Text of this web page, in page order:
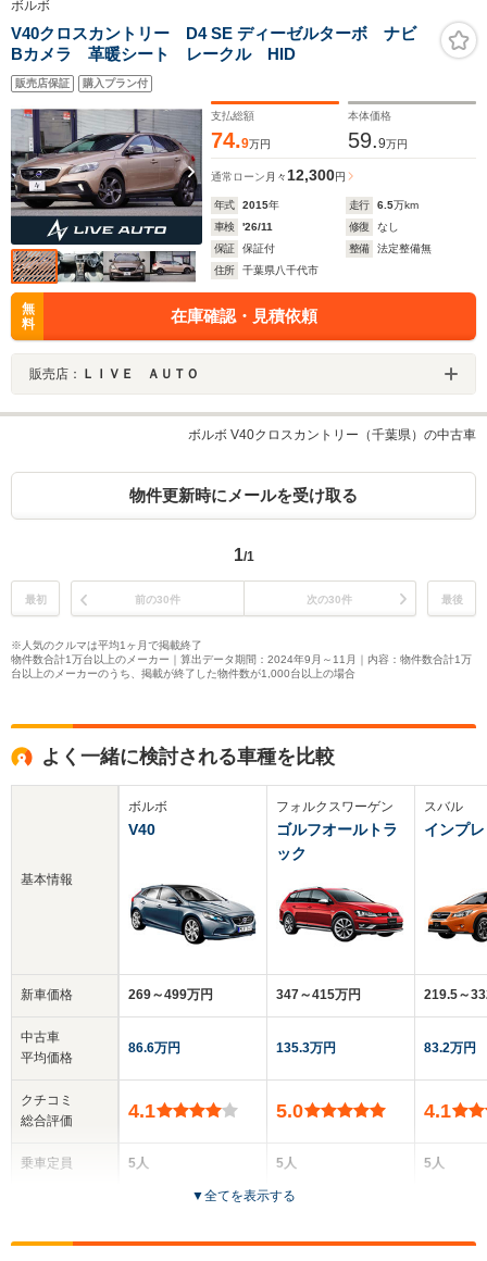
ボルボ
V40クロスカントリー D4 SE ディーゼルターボ ナビ
Bカメラ 革暖シート レークル HID
販売店保証 購入プラン付
支払総額
74.9万円
本体価格
59.9万円
通常ローン 月々 12,300円
年式 2015年 走行 6.5万km
車検
'26/11 修復
なし
保証
保証付 整備
法定整備無
住所
千葉県八千代市
無
料
在庫確認・見積依頼
販売店： ＬＩＶＥ ＡＵＴＯ
ボルボ V40クロスカントリー（千葉県）の中古車
物件更新時にメールを受け取る
1/1
最初 前の30件 次の30件 最後
※人気のクルマは平均1ヶ月で掲載終了
物件数合計1万台以上のメーカー｜算出データ期間：2024年9月～11月｜内容：物件数合計1万
台以上のメーカーのうち、掲載が終了した物件数が1,000台以上の場合
よく一緒に検討される車種を比較
基本情報
新車価格
中古車
平均価格
クチコミ
総合評価
乗車定員
ボルボ
V40
269～499万円
86.6万円
4.1
5人
フォルクスワーゲン
ゴルフオールトラ
ック
347～415万円
135.3万円
5.0
5人
5ドア
スバル
インプ
219.5～
83.2万円
4.1
5人
▼全てを表示する